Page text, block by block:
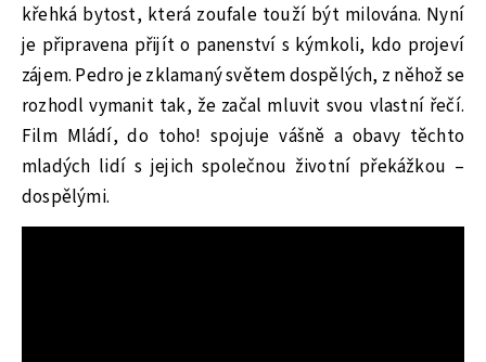
křehká bytost, která zoufale touží být milována. Nyní
je připravena přijít o panenství s kýmkoli, kdo projeví
zájem. Pedro je zklamaný světem dospělých, z něhož se
rozhodl vymanit tak, že začal mluvit svou vlastní řečí.
Film Mládí, do toho! spojuje vášně a obavy těchto
mladých lidí s jejich společnou životní překážkou –
dospělými.